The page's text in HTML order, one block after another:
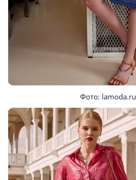
Фото: lamoda.ru